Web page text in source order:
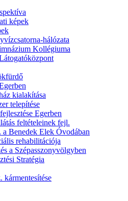
képek
hálózata
Kollégiuma
kialakítása
telepítése
Egerben
feltételeinek fejl.
Benedek Elek Óvodában
rehabilitációja
a Szépasszonyvölgyben
Stratégia
kármentesítése